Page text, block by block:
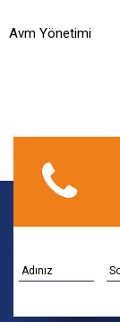
Avm Yönetimi